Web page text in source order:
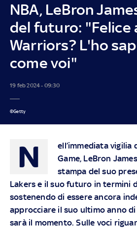
NBA, LeBron
del futuro: "Felice
Warriors? L'ho
come voi"
19 feb 2024 - 09:30
©Getty
N
ell’immediata vigilia
Game, LeBron
stampa del suo
Lakers e il suo futuro in termini
sostenendo di essere ancora
approcciare il suo ultimo anno
sarà il momento. Sulle voci